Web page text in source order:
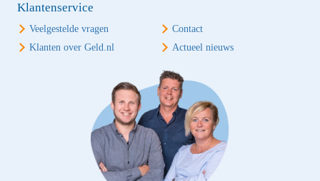
Klantenservice
Veelgestelde vragen
Contact
Klanten over Geld.nl
Actueel nieuws